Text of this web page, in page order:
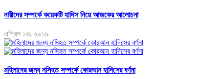
নারীদের সম্পর্কে কয়েকটি হাদিস নিয়ে আজকের আলোচনা
এপ্রিল ১৩, ২০১৯
মহিলাদের জন্য নসিহত সম্পর্কে কোরআন হাদিসের বর্ণনা